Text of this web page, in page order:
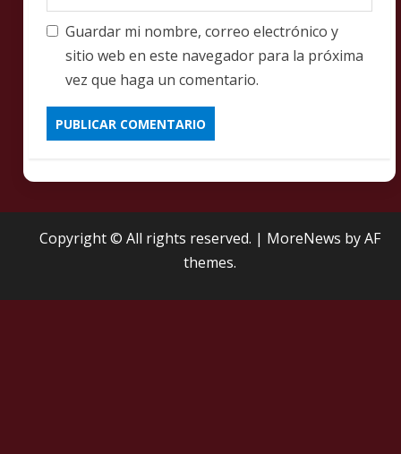
Guardar mi nombre, correo electrónico y
sitio web en este navegador para la próxima
vez que haga un comentario.
Copyright © All rights reserved. | MoreNews by AF
themes.